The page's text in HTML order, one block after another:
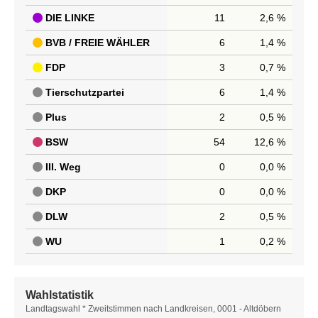
DIE LINKE 11 2,6 %
BVB / FREIE WÄHLER 6 1,4 %
FDP 3 0,7 %
Tierschutzpartei 6 1,4 %
Plus 2 0,5 %
BSW 54 12,6 %
III. Weg 0 0,0 %
DKP 0 0,0 %
DLW 2 0,5 %
WU 1 0,2 %
Wahlstatistik
Wahlstatistik
Landtagswahl * Zweitstimmen nach Landkreisen, 0001 - Altdöbern